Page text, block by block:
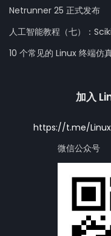
Netrunner 25 正式发布
人工智能教程（七）：
10 个常见的 Linux 终端仿
加入
https://t.me/
微信公众号